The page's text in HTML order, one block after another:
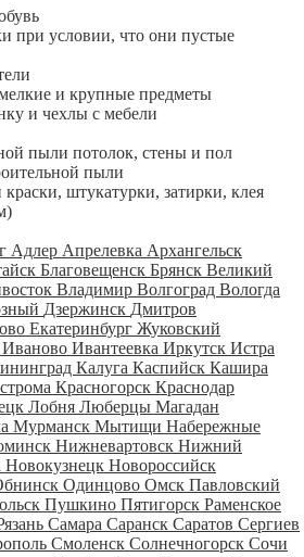
при условии, что они пустые
и крупные предметы
и чехлы с мебели
пыли потолок, стены и пол
пыли
штукатурки, затирки, клея
Адлер Апрелевка Архангельск
Благовещенск Брянск Великий
Владимир Волгоград Вологда
Дзержинск Дмитров
Екатеринбург Жуковский
Иваново Ивантеевка Иркутск Истра
Калуга Каспийск Кашира
Красногорск Краснодар
Лобня Люберцы Магадан
Мурманск Мытищи Набережные
Нижневартовск Нижний
Новокузнецк Новороссийск
Одинцово Омск Павловский
Пушкино Пятигорск Раменское
Самара Саранск Саратов Сергиев
Смоленск Солнечногорск Сочи